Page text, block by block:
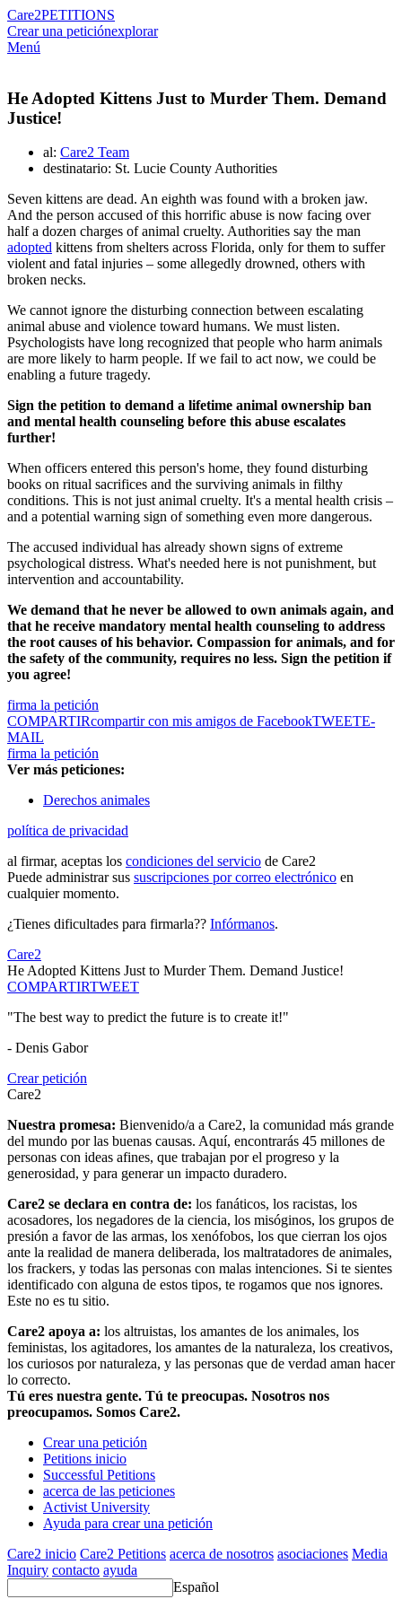
Care2PETITIONS
Crear una peticiónexplorar
Menú
He Adopted Kittens Just to Murder Them. Demand
Justice!
al: Care2 Team
destinatario: St. Lucie County Authorities
Seven kittens are dead. An eighth was found with a broken jaw.
And the person accused of this horrific abuse is now facing over
half a dozen charges of animal cruelty. Authorities say the man
adopted kittens from shelters across Florida, only for them to suffer
violent and fatal injuries – some allegedly drowned, others with
broken necks.
We cannot ignore the disturbing connection between escalating
animal abuse and violence toward humans. We must listen.
Psychologists have long recognized that people who harm animals
are more likely to harm people. If we fail to act now, we could be
enabling a future tragedy.
Sign the petition to demand a lifetime animal ownership ban
and mental health counseling before this abuse escalates
further!
When officers entered this person's home, they found disturbing
books on ritual sacrifices and the surviving animals in filthy
conditions. This is not just animal cruelty. It's a mental health crisis –
and a potential warning sign of something even more dangerous.
The accused individual has already shown signs of extreme
psychological distress. What's needed here is not punishment, but
intervention and accountability.
We demand that he never be allowed to own animals again, and
that he receive mandatory mental health counseling to address
the root causes of his behavior. Compassion for animals, and for
the safety of the community, requires no less. Sign the petition if
you agree!
firma la petición
COMPARTIRcompartir con mis amigos de FacebookTWEETE-
MAIL
firma la petición
Ver más peticiones:
Derechos animales
política de privacidad
al firmar, aceptas los condiciones del servicio de Care2
Puede administrar sus suscripciones por correo electrónico en
cualquier momento.
¿Tienes dificultades para firmarla?? Infórmanos.
Care2
He Adopted Kittens Just to Murder Them. Demand Justice!
COMPARTIRTWEET
"The best way to predict the future is to create it!"
- Denis Gabor
Crear petición
Care2
Nuestra promesa: Bienvenido/a a Care2, la comunidad más grande
del mundo por las buenas causas. Aquí, encontrarás 45 millones de
personas con ideas afines, que trabajan por el progreso y la
generosidad, y para generar un impacto duradero.
Care2 se declara en contra de: los fanáticos, los racistas, los
acosadores, los negadores de la ciencia, los misóginos, los grupos de
presión a favor de las armas, los xenófobos, los que cierran los ojos
ante la realidad de manera deliberada, los maltratadores de animales,
los frackers, y todas las personas con malas intenciones. Si te sientes
identificado con alguna de estos tipos, te rogamos que nos ignores.
Este no es tu sitio.
Care2 apoya a: los altruistas, los amantes de los animales, los
feministas, los agitadores, los amantes de la naturaleza, los creativos,
los curiosos por naturaleza, y las personas que de verdad aman hacer
lo correcto.
Tú eres nuestra gente. Tú te preocupas. Nosotros nos
preocupamos. Somos Care2.
Crear una petición
Petitions inicio
Successful Petitions
acerca de las peticiones
Activist University
Ayuda para crear una petición
Care2 inicio Care2 Petitions acerca de nosotros asociaciones Media
Inquiry contacto ayuda
Español